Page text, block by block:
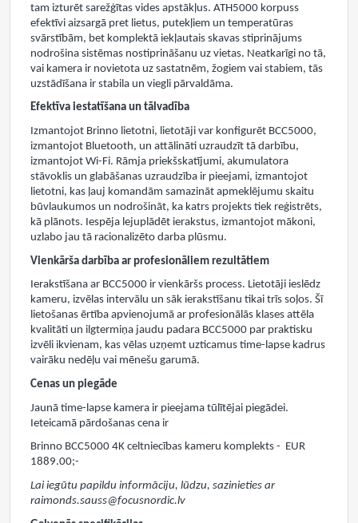
tam izturēt sarežģītas vides apstākļus. ATH5000 korpuss
efektīvi aizsargā pret lietus, putekļiem un temperatūras
svārstībām, bet komplektā iekļautais skavas stiprinājums
nodrošina sistēmas nostiprināšanu uz vietas. Neatkarīgi no tā,
vai kamera ir novietota uz sastatnēm, žogiem vai stabiem, tās
uzstādīšana ir stabila un viegli pārvaldāma.
Efektīva iestatīšana un tālvadība
Izmantojot Brinno lietotni, lietotāji var konfigurēt BCC5000,
izmantojot Bluetooth, un attālināti uzraudzīt tā darbību,
izmantojot Wi-Fi. Rāmja priekšskatījumi, akumulatora
stāvoklis un glabāšanas uzraudzība ir pieejami, izmantojot
lietotni, kas ļauj komandām samazināt apmeklējumu skaitu
būvlaukumos un nodrošināt, ka katrs projekts tiek reģistrēts,
kā plānots. Iespēja lejuplādēt ierakstus, izmantojot mākoni,
uzlabo jau tā racionalizēto darba plūsmu.
Vienkārša darbība ar profesionāliem rezultātiem
Ierakstīšana ar BCC5000 ir vienkāršs process. Lietotāji ieslēdz
kameru, izvēlas intervālu un sāk ierakstīšanu tikai trīs soļos. Šī
lietošanas ērtība apvienojumā ar profesionālās klases attēla
kvalitāti un ilgtermiņa jaudu padara BCC5000 par praktisku
izvēli ikvienam, kas vēlas uzņemt uzticamus time-lapse kadrus
vairāku nedēļu vai mēnešu garumā.
Cenas un piegāde
Jaunā time-lapse kamera ir pieejama tūlītējai piegādei.
Ieteicamā pārdošanas cena ir
Brinno BCC5000 4K celtniecības kameru komplekts - EUR
1889.00;-
Lai iegūtu papildu informāciju, lūdzu, sazinieties ar
raimonds.sauss@focusnordic.lv